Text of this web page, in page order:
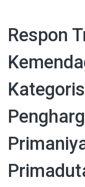
Respon